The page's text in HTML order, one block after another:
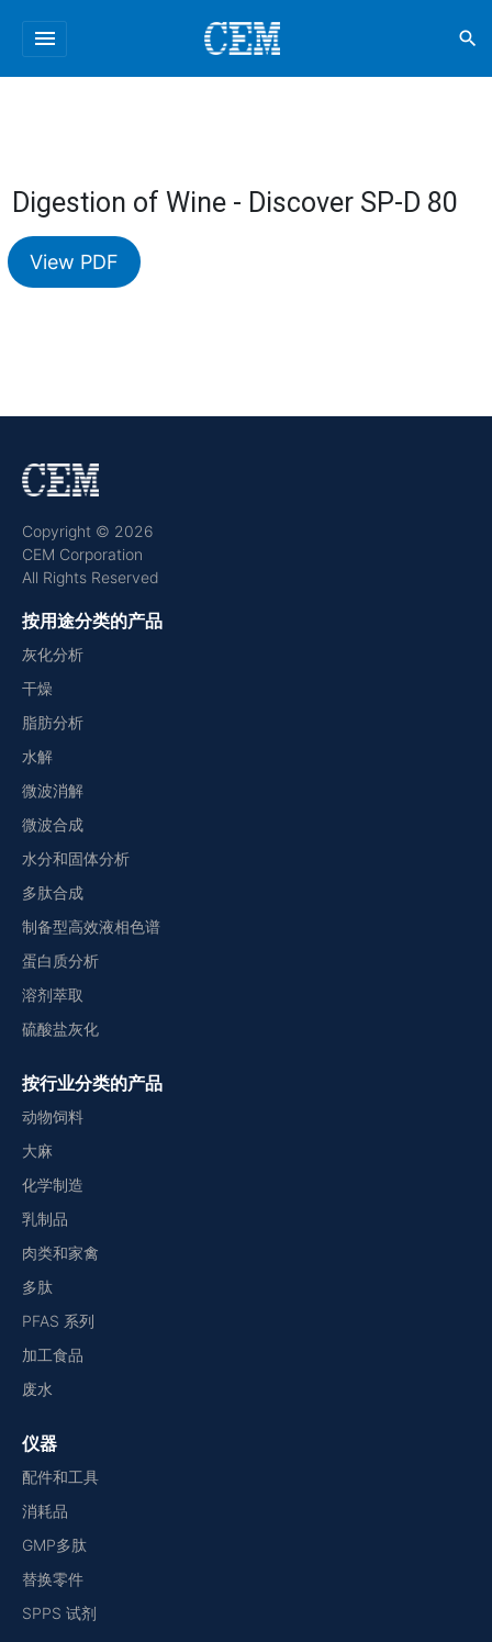
menu search
Digestion of Wine - Discover SP-D 80
View PDF
Copyright © 2026
CEM Corporation
All Rights Reserved
按用途分类的产品
灰化分析
干燥
脂肪分析
水解
微波消解
微波合成
水分和固体分析
多肽合成
制备型高效液相色谱
蛋白质分析
溶剂萃取
硫酸盐灰化
按行业分类的产品
动物饲料
大麻
化学制造
乳制品
肉类和家禽
多肽
PFAS 系列
加工食品
废水
仪器
配件和工具
消耗品
GMP多肽
替换零件
SPPS 试剂